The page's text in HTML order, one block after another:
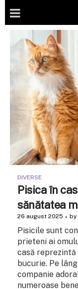
DIVERSE
Pisica în
sănătatea
26 august 2025 by
Pisicile sunt
prieteni ai
casă
bucurie. Pe
companie
numeroase